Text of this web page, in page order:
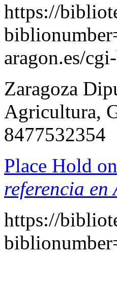
https://
aragon.es/
Zaragoza
Agricultura,
8477532354
Place Hold on
referencia en
https://